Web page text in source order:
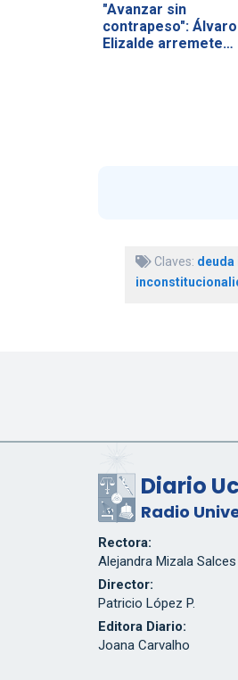
"Avanzar sin
contrapeso": Álvaro
Elizalde arremete…
Claves: deuda
Diario
Radio
Rectora:
Alejandra Mizala Salces
Director:
Patricio López P.
Editora Diario:
Joana Carvalho